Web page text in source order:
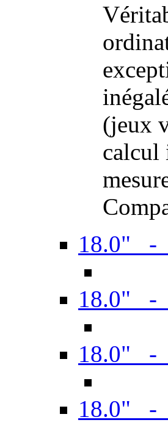
(jeux
calcul
18.0" -
18.0" -
18.0" -
18.0" -